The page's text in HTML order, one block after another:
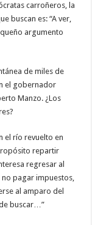
carroñeros, la
buscan es: “A ver,
argumento
de miles de
el gobernador
Manzo. ¿Los
el río revuelto en
repartir
regresar al
pagar impuestos,
al amparo del
buscar…”